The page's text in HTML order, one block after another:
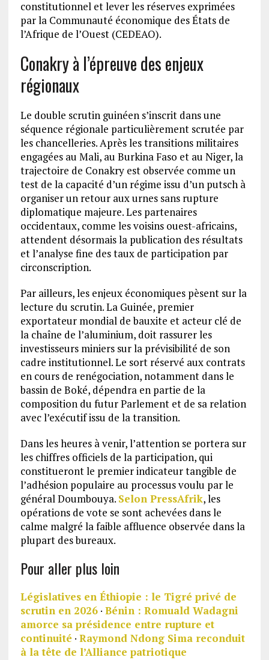
constitutionnel et lever les réserves exprimées
par la Communauté économique des États de
l’Afrique de l’Ouest (CEDEAO).
Conakry à l’épreuve des enjeux
régionaux
Le double scrutin guinéen s’inscrit dans une
séquence régionale particulièrement scrutée par
les chancelleries. Après les transitions militaires
engagées au Mali, au Burkina Faso et au Niger, la
trajectoire de Conakry est observée comme un
test de la capacité d’un régime issu d’un putsch à
organiser un retour aux urnes sans rupture
diplomatique majeure. Les partenaires
occidentaux, comme les voisins ouest-africains,
attendent désormais la publication des résultats
et l’analyse fine des taux de participation par
circonscription.
Par ailleurs, les enjeux économiques pèsent sur la
lecture du scrutin. La Guinée, premier
exportateur mondial de bauxite et acteur clé de
la chaîne de l’aluminium, doit rassurer les
investisseurs miniers sur la prévisibilité de son
cadre institutionnel. Le sort réservé aux contrats
en cours de renégociation, notamment dans le
bassin de Boké, dépendra en partie de la
composition du futur Parlement et de sa relation
avec l’exécutif issu de la transition.
Dans les heures à venir, l’attention se portera sur
les chiffres officiels de la participation, qui
constitueront le premier indicateur tangible de
l’adhésion populaire au processus voulu par le
général Doumbouya. Selon PressAfrik, les
opérations de vote se sont achevées dans le
calme malgré la faible affluence observée dans la
plupart des bureaux.
Pour aller plus loin
Législatives en Éthiopie : le Tigré privé de
scrutin en 2026· Bénin : Romuald Wadagni
amorce sa présidence entre rupture et
continuité· Raymond Ndong Sima reconduit
à la tête de l’Alliance patriotique